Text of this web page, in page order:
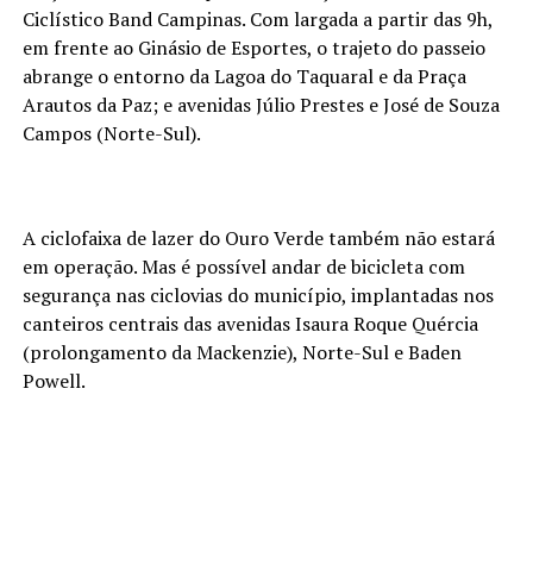
Ciclístico Band Campinas. Com largada a partir das 9h,
em frente ao Ginásio de Esportes, o trajeto do passeio
abrange o entorno da Lagoa do Taquaral e da Praça
Arautos da Paz; e avenidas Júlio Prestes e José de Souza
Campos (Norte-Sul).
A ciclofaixa de lazer do Ouro Verde também não estará
em operação. Mas é possível andar de bicicleta com
segurança nas ciclovias do município, implantadas nos
canteiros centrais das avenidas Isaura Roque Quércia
(prolongamento da Mackenzie), Norte-Sul e Baden
Powell.